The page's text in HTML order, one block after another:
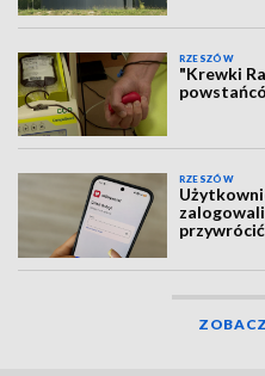
RZESZÓW
"Krewki
RZESZÓW